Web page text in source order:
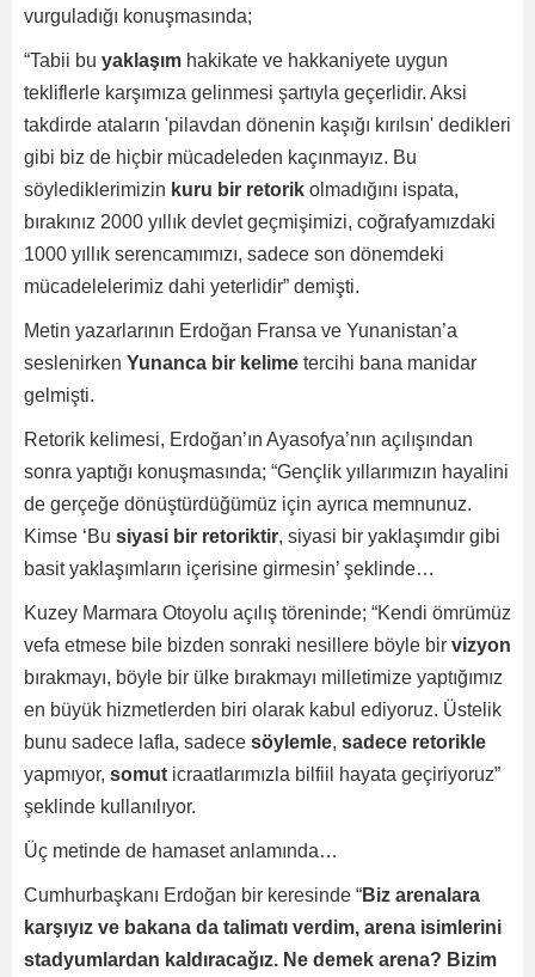
vurguladığı konuşmasında;
“Tabii bu yaklaşım hakikate ve hakkaniyete uygun
tekliflerle karşımıza gelinmesi şartıyla geçerlidir. Aksi
takdirde ataların 'pilavdan dönenin kaşığı kırılsın' dedikleri
gibi biz de hiçbir mücadeleden kaçınmayız. Bu
söylediklerimizin kuru bir retorik olmadığını ispata,
bırakınız 2000 yıllık devlet geçmişimizi, coğrafyamızdaki
1000 yıllık serencamımızı, sadece son dönemdeki
mücadelelerimiz dahi yeterlidir” demişti.
Metin yazarlarının Erdoğan Fransa ve Yunanistan’a
seslenirken Yunanca bir kelime tercihi bana manidar
gelmişti.
Retorik kelimesi, Erdoğan’ın Ayasofya’nın açılışından
sonra yaptığı konuşmasında; “Gençlik yıllarımızın hayalini
de gerçeğe dönüştürdüğümüz için ayrıca memnunuz.
Kimse ‘Bu siyasi bir retoriktir, siyasi bir yaklaşımdır gibi
basit yaklaşımların içerisine girmesin’ şeklinde…
Kuzey Marmara Otoyolu açılış töreninde; “Kendi ömrümüz
vefa etmese bile bizden sonraki nesillere böyle bir vizyon
bırakmayı, böyle bir ülke bırakmayı milletimize yaptığımız
en büyük hizmetlerden biri olarak kabul ediyoruz. Üstelik
bunu sadece lafla, sadece söylemle, sadece retorikle
yapmıyor, somut icraatlarımızla bilfiil hayata geçiriyoruz”
şeklinde kullanılıyor.
Üç metinde de hamaset anlamında…
Cumhurbaşkanı Erdoğan bir keresinde “Biz arenalara
karşıyız ve bakana da talimatı verdim, arena isimlerini
stadyumlardan kaldıracağız. Ne demek arena? Bizim